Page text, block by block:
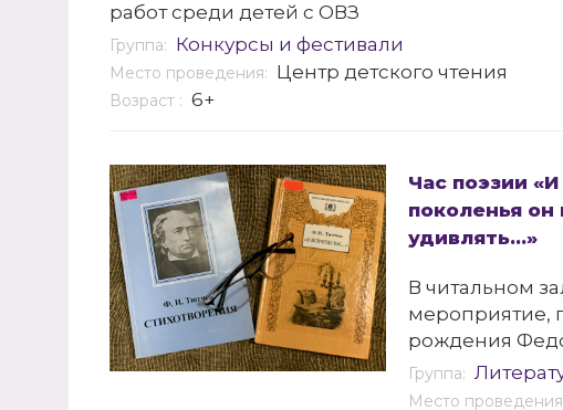
работ среди детей с ОВЗ
Группа: Конкурсы и фестивали
Место проведения: Центр детского чтения
Возраст : 6+
Час поэзии
поколенья он
удивлять...»
В читальном
мероприятие,
рождения
Группа:
Место